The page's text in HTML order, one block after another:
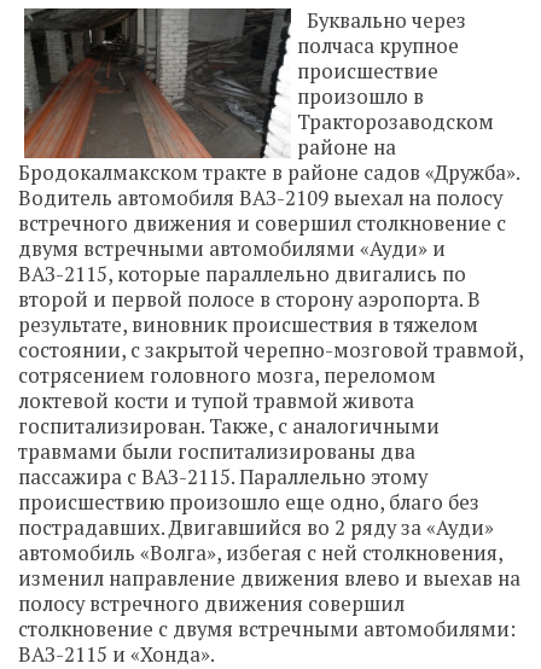
Буквально через
полчаса крупное
происшествие
произошло в
Тракторозаводском
районе на
Бродокалмакском тракте в районе садов «Дружба».
Водитель автомобиля ВАЗ-2109 выехал на полосу
встречного движения и совершил столкновение с
двумя встречными автомобилями «Ауди» и
ВАЗ-2115, которые параллельно двигались по
второй и первой полосе в сторону аэропорта. В
результате, виновник происшествия в тяжелом
состоянии, с закрытой черепно-мозговой травмой,
сотрясением головного мозга, переломом
локтевой кости и тупой травмой живота
госпитализирован. Также, с аналогичными
травмами были госпитализированы два
пассажира с ВАЗ-2115. Параллельно этому
происшествию произошло еще одно, благо без
пострадавших. Двигавшийся во 2 ряду за «Ауди»
автомобиль «Волга», избегая с ней столкновения,
изменил направление движения влево и выехав на
полосу встречного движения совершил
столкновение с двумя встречными автомобилями:
ВАЗ-2115 и «Хонда».